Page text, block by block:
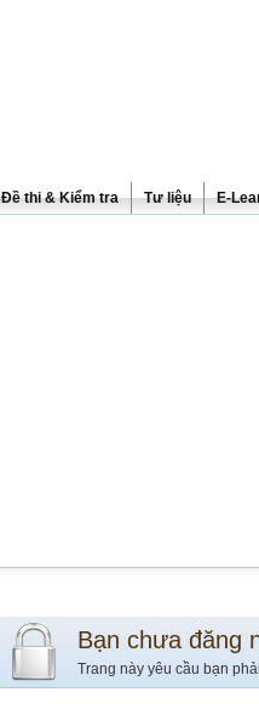
Đề thi & Kiểm tra Tư liệu E-
Bạn chưa đăng
Trang này yêu cầu bạn